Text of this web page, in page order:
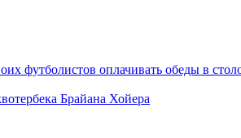
футболистов оплачивать обеды в
Брайана Хойера